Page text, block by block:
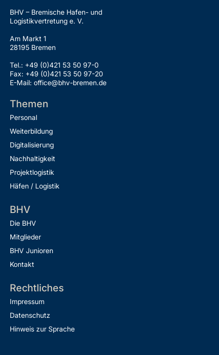
BHV – Bremische Hafen- und
Logistikvertretung e. V.
Am Markt 1
28195 Bremen
Tel.: +49 (0)421 53 50 97-0
Fax: +49 (0)421 53 50 97-20
E-Mail: office@bhv-bremen.de
Themen
Personal
Weiterbildung
Digitalisierung
Nachhaltigkeit
Projektlogistik
Häfen / Logistik
BHV
Die BHV
Mitglieder
BHV Junioren
Kontakt
Rechtliches
Impressum
Datenschutz
Hinweis zur Sprache